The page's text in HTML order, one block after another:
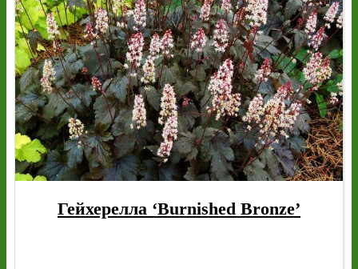
Гейхерелла ‘Burnished Bronze’